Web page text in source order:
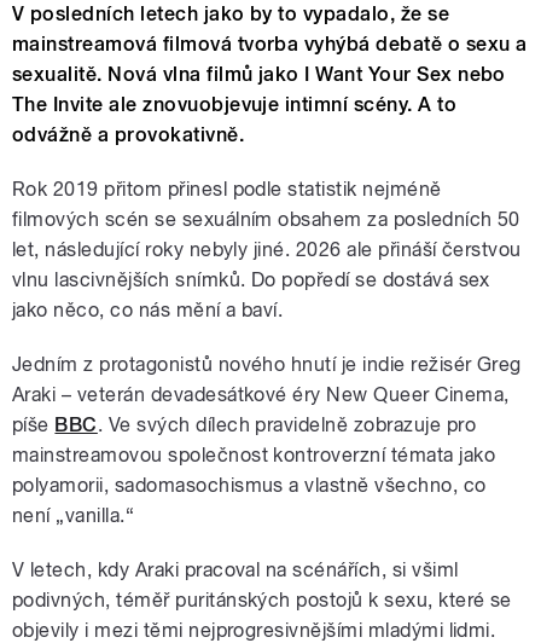
V posledních letech jako by to vypadalo, že se
mainstreamová filmová tvorba vyhýbá debatě o sexu a
sexualitě. Nová vlna filmů jako I Want Your Sex nebo
The Invite ale znovuobjevuje intimní scény. A to
odvážně a provokativně.
Rok 2019 přitom přinesl podle statistik nejméně
filmových scén se sexuálním obsahem za posledních 50
let, následující roky nebyly jiné. 2026 ale přináší čerstvou
vlnu lascivnějších snímků. Do popředí se dostává sex
jako něco, co nás mění a baví.
Jedním z protagonistů nového hnutí je indie režisér Greg
Araki – veterán devadesátkové éry New Queer Cinema,
píše BBC. Ve svých dílech pravidelně zobrazuje pro
mainstreamovou společnost kontroverzní témata jako
polyamorii, sadomasochismus a vlastně všechno, co
není „vanilla.“
V letech, kdy Araki pracoval na scénářích, si všiml
podivných, téměř puritánských postojů k sexu, které se
objevily i mezi těmi nejprogresivnějšími mladými lidmi.